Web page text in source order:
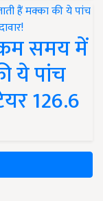
समय में
ये पांच
126.6